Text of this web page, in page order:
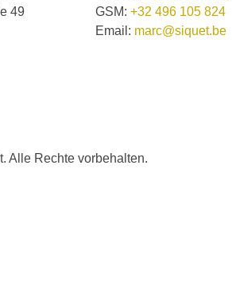
49
GSM: +32 496 105 824
Email: marc@siquet.be
Alle Rechte vorbehalten.